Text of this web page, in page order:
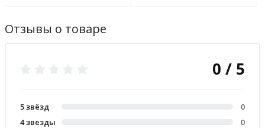
Отзывы о товаре
0 / 5
5 звёзд
0
4 звезды
0